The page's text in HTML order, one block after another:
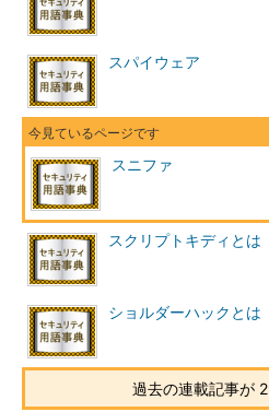
スパイウェア
スニファ
スクリプトキディとは
ショルダーハックとは
過去の連載記事が